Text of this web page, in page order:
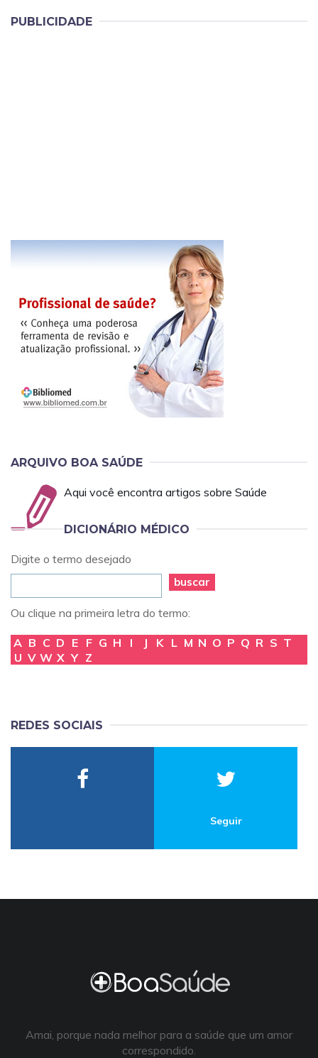
PUBLICIDADE
ARQUIVO BOA SAÚDE
Aqui você encontra artigos sobre Saúde
DICIONÁRIO MÉDICO
Digite o termo desejado
buscar
Ou clique na primeira letra do termo:
A B C D E F G H I J K L M N O P Q R S T
U V W X Y Z
REDES SOCIAIS
Seguir
Amai, porque nada melhor para a saúde que um amor
correspondido.